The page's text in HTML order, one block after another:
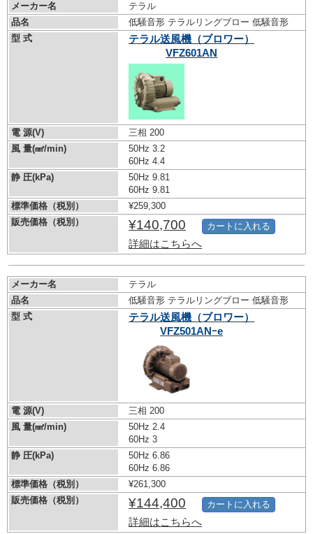
メーカー名
テラル
品名
低騒音形 テラルリングブロー 低騒音形
型 式
テラル送風機（ブロワー）
VFZ601AN
電 源(V)
三相 200
風 量(㎣/min)
50Hz 3.2
60Hz 4.4
静 圧(kPa)
50Hz 9.81
60Hz 9.81
標準価格（税別）
¥259,300
販売価格（税別）
¥140,700
詳細はこちらへ
カートに入れる
メーカー名
テラル
品名
低騒音形 テラルリングブロー 低騒音形
型 式
テラル送風機（ブロワー）
VFZ501ANｰe
電 源(V)
三相 200
風 量(㎣/min)
50Hz 2.4
60Hz 3
静 圧(kPa)
50Hz 6.86
60Hz 6.86
標準価格（税別）
¥261,300
販売価格（税別）
¥144,400
詳細はこちらへ
カートに入れる